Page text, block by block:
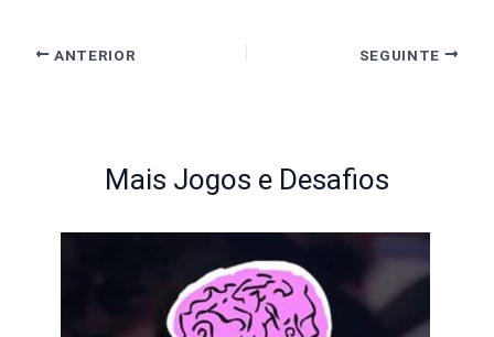
ANTERIOR SEGUINTE
Mais Jogos e Desafios